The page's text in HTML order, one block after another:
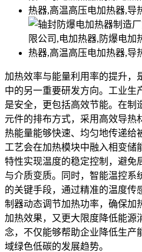
加热效率与能量利用率的提升，
中的另一重要研发方向。工业生
是安全，更包括高效节能。在制
元件的排布方式，采用高效导热
热能量能够快速、均匀地传递给
工艺会在加热模块中融入相变储
特性实现温度的稳定控制，避免
与介质变质。同时，智能温控系
的关键手段，通过精准的温度传
制器动态调节加热功率，确保加
加热效果，又更大限度降低能源
念，不仅能够帮助企业降低生产
域绿色低碳的发展趋势。